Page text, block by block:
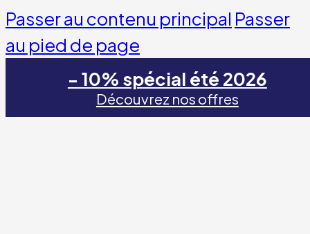
Passer au contenu principal Passer
au pied de page
- 10% spécial été 2026
Découvrez nos offres